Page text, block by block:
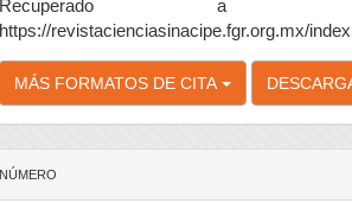
Recuperado a
https://revistacienciasinacipe.fgr.org.mx/
MÁS FORMATOS DE CITA
NÚMERO